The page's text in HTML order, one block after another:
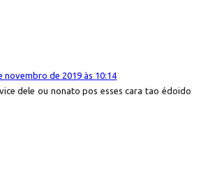
novembro de 2019 às 10:14
dele ou nonato pos esses cara tao édoido